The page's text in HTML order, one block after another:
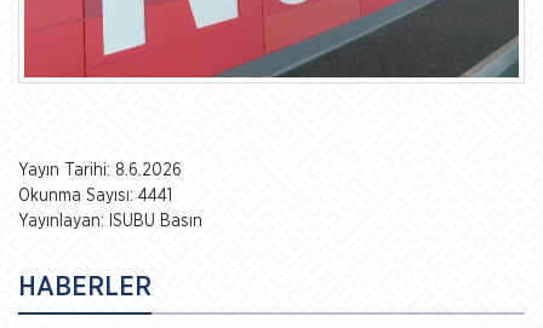
Yayın Tarihi: 8.6.2026
Okunma Sayısı: 4441
Yayınlayan: ISUBU Basın
HABERLER